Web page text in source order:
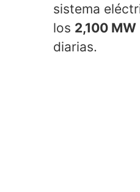
sistema
los 2,100 MW
diarias.